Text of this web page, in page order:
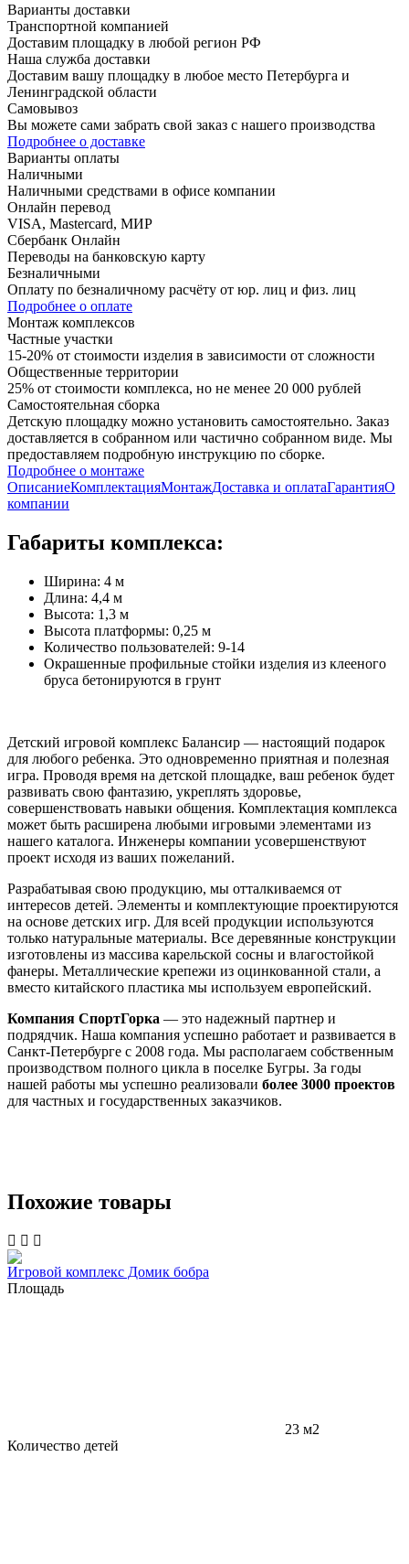
Варианты доставки
Транспортной компанией
Доставим площадку в любой регион РФ
Наша служба доставки
Доставим вашу площадку в любое место Петербурга и
Ленинградской области
Самовывоз
Вы можете сами забрать свой заказ с нашего производства
Подробнее о доставке
Варианты оплаты
Наличными
Наличными средствами в офисе компании
Онлайн перевод
VISA, Mastercard, МИР
Сбербанк Онлайн
Переводы на банковскую карту
Безналичными
Оплату по безналичному расчёту от юр. лиц и физ. лиц
Подробнее о оплате
Монтаж комплексов
Частные участки
15-20% от стоимости изделия в зависимости от сложности
Общественные территории
25% от стоимости комплекса, но не менее 20 000 рублей
Самостоятельная сборка
Детскую площадку можно установить самостоятельно. Заказ
доставляется в собранном или частично собранном виде. Мы
предоставляем подробную инструкцию по сборке.
Подробнее о монтаже
ОписаниеКомплектацияМонтажДоставка и оплатаГарантияО
компании
Габариты комплекса:
Ширина: 4 м
Длина: 4,4 м
Высота: 1,3 м
Высота платформы: 0,25 м
Количество пользователей: 9-14
Окрашенные профильные стойки изделия из клееного
бруса бетонируются в грунт
Детский игровой комплекс Балансир — настоящий подарок
для любого ребенка. Это одновременно приятная и полезная
игра. Проводя время на детской площадке, ваш ребенок будет
развивать свою фантазию, укреплять здоровье,
совершенствовать навыки общения. Комплектация комплекса
может быть расширена любыми игровыми элементами из
нашего каталога. Инженеры компании усовершенствуют
проект исходя из ваших пожеланий.
Разрабатывая свою продукцию, мы отталкиваемся от
интересов детей. Элементы и комплектующие проектируются
на основе детских игр. Для всей продукции используются
только натуральные материалы. Все деревянные конструкции
изготовлены из массива карельской сосны и влагостойкой
фанеры. Металлические крепежи из оцинкованной стали, а
вместо китайского пластика мы используем европейский.
Компания СпортГорка — это надежный партнер и
подрядчик. Наша компания успешно работает и развивается в
Санкт-Петербурге с 2008 года. Мы располагаем собственным
производством полного цикла в поселке Бугры. За годы
нашей работы мы успешно реализовали более 3000 проектов
для частных и государственных заказчиков.
Похожие товары
Игровой комплекс Домик бобра
Площадь
23 м2
Количество детей